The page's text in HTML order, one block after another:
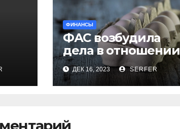
ФИНАНСЫ
ФАС возбудила
дела в отношении
ряда
региональных
производителей
ДЕК 16, 2023 SERFER